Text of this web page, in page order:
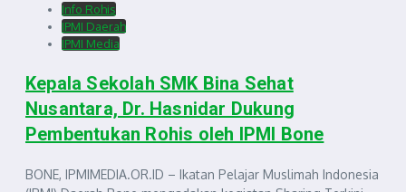
Info Rohis
IPMI Daerah
IPMI Media
Kepala Sekolah SMK Bina Sehat
Nusantara, Dr. Hasnidar Dukung
Pembentukan Rohis oleh IPMI Bone
BONE, IPMIMEDIA.OR.ID – Ikatan Pelajar Muslimah Indonesia